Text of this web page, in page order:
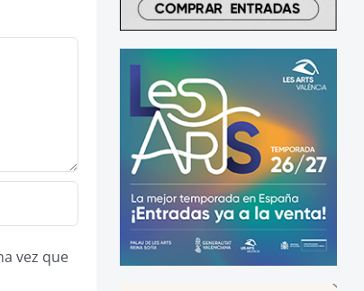
vez que